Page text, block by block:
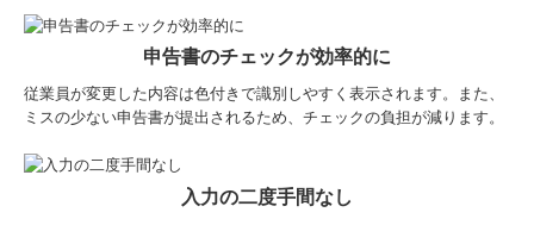
申告書のチェックが効率的に
従業員が変更した内容は色付きで識別しやすく表示されます。また、
ミスの少ない申告書が提出されるため、チェックの負担が減ります。
入力の二度手間なし